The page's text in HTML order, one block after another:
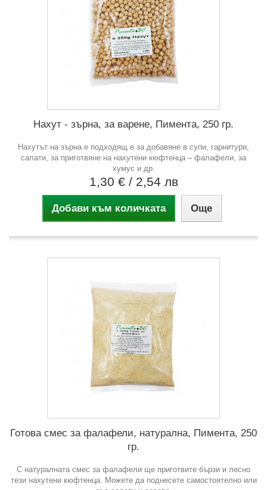
Нахут - зърна, за варене, Пимента, 250 гр.
Нахутът на зърна е подходящ е за добавяне в супи, гарнитури,
салати, за приготвяне на нахутени кюфтенца – фалафели, за
хумус и др.
1,30 € / 2,54 лв
Добави към количката Още
Готова смес за фалафели, натурална, Пимента, 250
гр.
С натуралната смес за фалафели ще приготвите бързи и лесно
тези нахутени кюфтенца. Можете да поднесете самостоятелно или